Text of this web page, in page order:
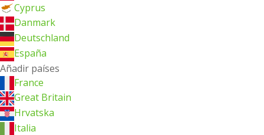
Cyprus
Danmark
Deutschland
España
Añadir países
France
Great Britain
Hrvatska
Italia